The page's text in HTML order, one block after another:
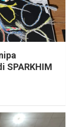
SPARKHIM